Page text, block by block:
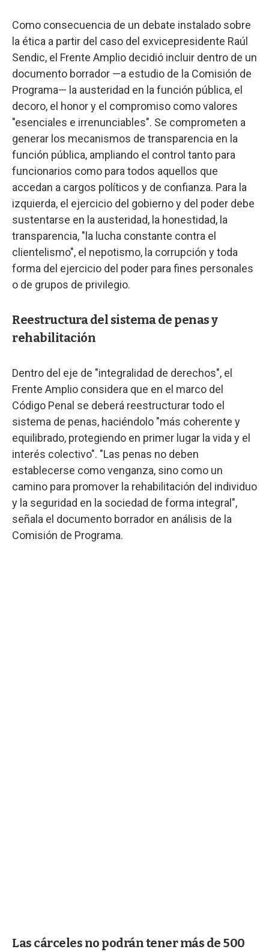
Como consecuencia de un debate instalado sobre
la ética a partir del caso del exvicepresidente Raúl
Sendic, el Frente Amplio decidió incluir dentro de un
documento borrador —a estudio de la Comisión de
Programa— la austeridad en la función pública, el
decoro, el honor y el compromiso como valores
"esenciales e irrenunciables". Se comprometen a
generar los mecanismos de transparencia en la
función pública, ampliando el control tanto para
funcionarios como para todos aquellos que
accedan a cargos políticos y de confianza. Para la
izquierda, el ejercicio del gobierno y del poder debe
sustentarse en la austeridad, la honestidad, la
transparencia, "la lucha constante contra el
clientelismo", el nepotismo, la corrupción y toda
forma del ejercicio del poder para fines personales
o de grupos de privilegio.
Reestructura del sistema de penas y
rehabilitación
Dentro del eje de "integralidad de derechos", el
Frente Amplio considera que en el marco del
Código Penal se deberá reestructurar todo el
sistema de penas, haciéndolo "más coherente y
equilibrado, protegiendo en primer lugar la vida y el
interés colectivo". "Las penas no deben
establecerse como venganza, sino como un
camino para promover la rehabilitación del individuo
y la seguridad en la sociedad de forma integral",
señala el documento borrador en análisis de la
Comisión de Programa.
Las cárceles no podrán tener más de 500